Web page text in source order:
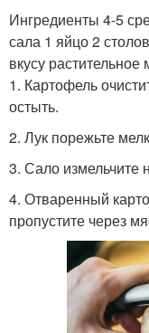
Ингредиенты 4-5
сала 1 яйцо 2
вкусу
1. Картофель
остыть.
2. Лук порежьте
3. Сало измельчите
4. Отваренный
пропустите через